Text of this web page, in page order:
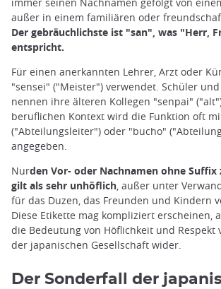
außer in einem familiären oder
Der gebräuchlichste ist "san", was "Herr,
entspricht.
Für einen anerkannten Lehrer, Arzt oder
"sensei" ("Meister") verwendet. Schüler
nennen ihre älteren Kollegen "senpai"
beruflichen Kontext wird die Funktion oft
("Abteilungsleiter") oder "bucho"
angegeben.
Nurden Vor- oder Nachnamen ohne Suffix
gilt als sehr unhöflich, außer unter
für das Duzen, das Freunden und Kindern
Diese Etikette mag kompliziert erscheinen,
die Bedeutung von Höflichkeit und Respekt
der japanischen Gesellschaft wider.
Der Sonderfall der